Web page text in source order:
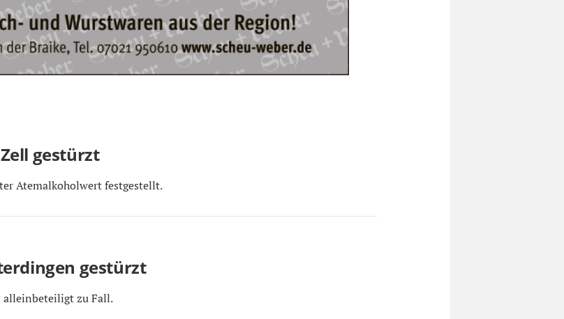
gestürzt
Atemalkoholwert festgestellt.
gestürzt
alleinbeteiligt zu Fall.